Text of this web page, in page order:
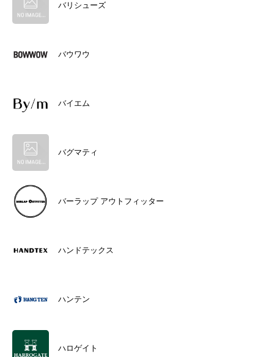
バリシューズ
バウワウ
バイエム
バグマティ
バーラップ アウトフィッター
ハンドテックス
ハンテン
ハロゲイト